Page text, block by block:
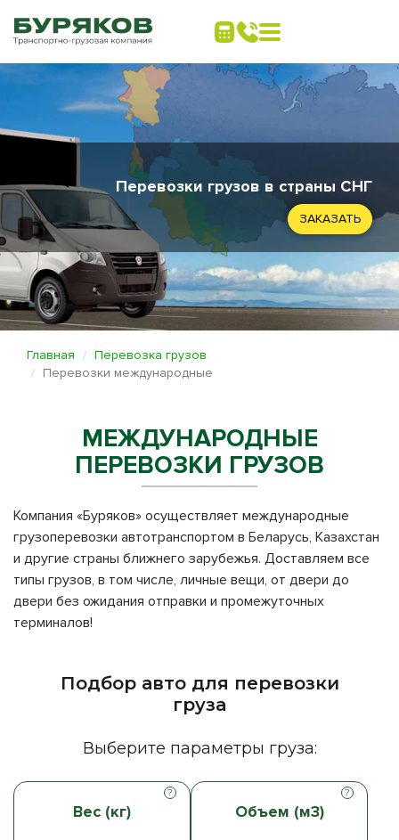
Перевозки грузов в страны СНГ
ЗАКАЗАТЬ
Главная
Перевозка грузов
Перевозки международные
МЕЖДУНАРОДНЫЕ
ПЕРЕВОЗКИ ГРУЗОВ
Компания «Буряков» осуществляет международные
грузоперевозки автотранспортом в Беларусь, Казахстан
и другие страны ближнего зарубежья. Доставляем все
типы грузов, в том числе, личные вещи, от двери до
двери без ожидания отправки и промежуточных
терминалов!
Подбор авто для перевозки
груза
Выберите параметры груза:
Вес (кг) Объем (м3)